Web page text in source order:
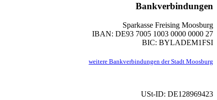
Bankverbindungen
Sparkasse Freising Moosburg
IBAN: DE93 7005 1003 0000 0000 27
BIC: BYLADEM1FSI
weitere Bankverbindungen der Stadt Moosburg
USt-ID: DE128969423